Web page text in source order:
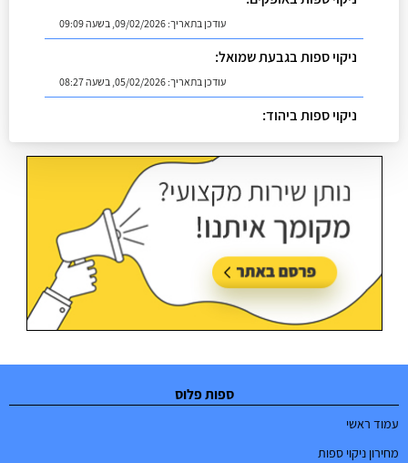
ניקוי ספות בגבעת שמואל:
ניקוי ספות ביהוד:
ספות פלוס
עמוד ראשי
מחירון ניקוי ספות